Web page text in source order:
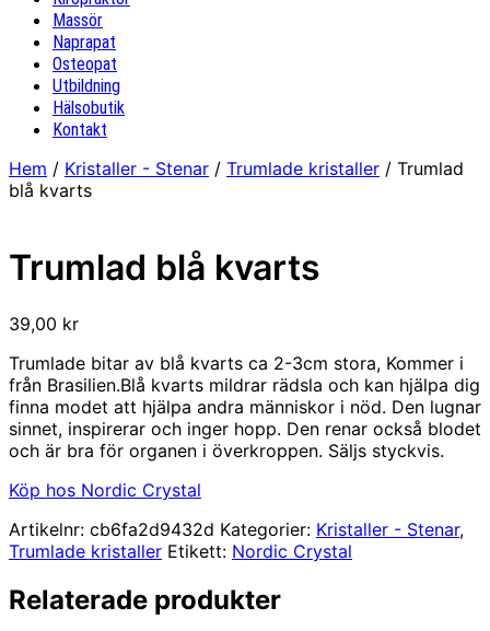
Massör
Naprapat
Osteopat
Utbildning
Hälsobutik
Kontakt
Hem / Kristaller - Stenar / Trumlade kristaller / Trumlad
blå kvarts
Trumlad blå kvarts
39,00 kr
Trumlade bitar av blå kvarts ca 2-3cm stora, Kommer i
från Brasilien.Blå kvarts mildrar rädsla och kan hjälpa dig
finna modet att hjälpa andra människor i nöd. Den lugnar
sinnet, inspirerar och inger hopp. Den renar också blodet
och är bra för organen i överkroppen. Säljs styckvis.
Köp hos Nordic Crystal
Artikelnr: cb6fa2d9432d Kategorier: Kristaller - Stenar,
Trumlade kristaller Etikett: Nordic Crystal
Relaterade produkter